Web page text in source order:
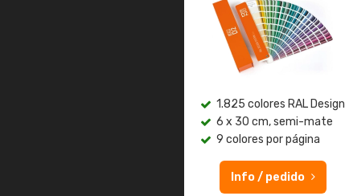
1.825 colores RAL Design
6 x 30 cm, semi-mate
9 colores por página
Info / pedido